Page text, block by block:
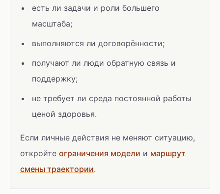
есть ли задачи и роли большего
масштаба;
выполняются ли договорённости;
получают ли люди обратную связь и
поддержку;
не требует ли среда постоянной работы
ценой здоровья.
Если личные действия не меняют ситуацию,
откройте ограничения модели и маршрут
смены траектории.